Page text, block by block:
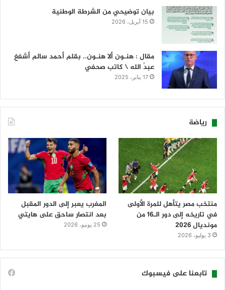
بيان توضيحي من الشرطة الوطنية
15 أبريل، 2026
مقال : هنـون ألا هنـون.. بقلم أحمد سالم أشفغ
عبدُ الله \ كاتب صحفي
17 يناير، 2025
رياضة
منتخب مصر يتأهل للمرة الأولى
في تاريخه إلى دور الـ16 من
مونديال 2026
3 يوليو، 2026
المغرب يعبر إلى الدور المقبل
بعد انتصار ساحق على هايتي
25 يونيو، 2026
تابعنا على فيسبوك